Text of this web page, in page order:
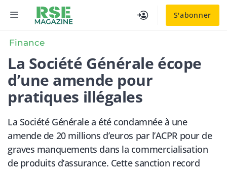
S'abonner
MENU
Finance
La Société Générale écope
d’une amende pour
pratiques illégales
La Société Générale a été condamnée à une
amende de 20 millions d’euros par l’ACPR pour de
graves manquements dans la commercialisation
de produits d’assurance. Cette sanction record